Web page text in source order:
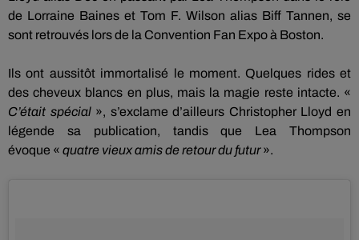
de Lorraine Baines et Tom F. Wilson alias Biff Tannen, se
sont retrouvés lors de la Convention Fan Expo à Boston.
Ils ont aussitôt immortalisé le moment. Quelques rides et
des cheveux blancs en plus, mais la magie reste intacte. «
C’était spécial», s’exclame d’ailleurs Christopher Lloyd en
légende sa publication, tandis que Lea Thompson
évoque « quatre vieux amis de retour du futur».